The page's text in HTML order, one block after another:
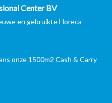
Center BV
en gebruikte Horeca
onze 1500m2 Cash & Carry